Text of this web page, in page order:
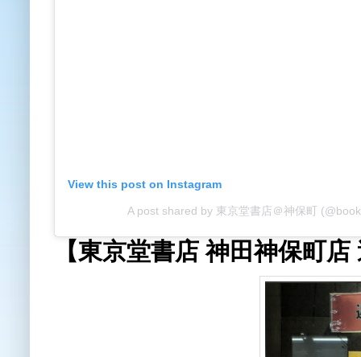
View this post on Instagram
A post shared by 東京堂書店＠神保町
【東京堂書店 神田神保町